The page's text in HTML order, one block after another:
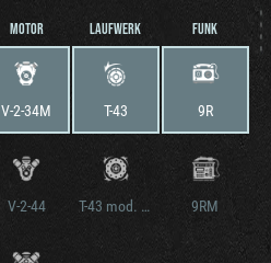
MOTOR
V-2-34M
V-2-44
LAUFWERK
T-43
T-43 mod. 1943
FUNK
9R
9RM